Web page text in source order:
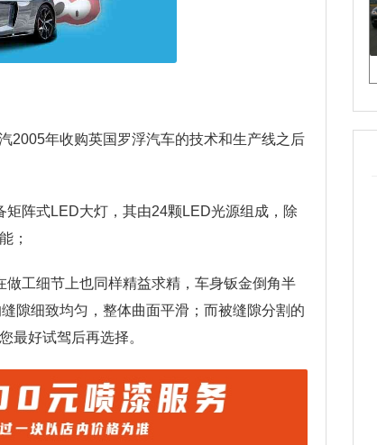
2005年收购英国罗浮汽车的技术和生产线之后
阵式LED大灯，其由24颗LED光源组成，除
；
工细节上也同样精益求精，车身钣金倒角半
隙细致均匀，整体曲面平滑；而被缝隙分割的
最好试驾后再选择。